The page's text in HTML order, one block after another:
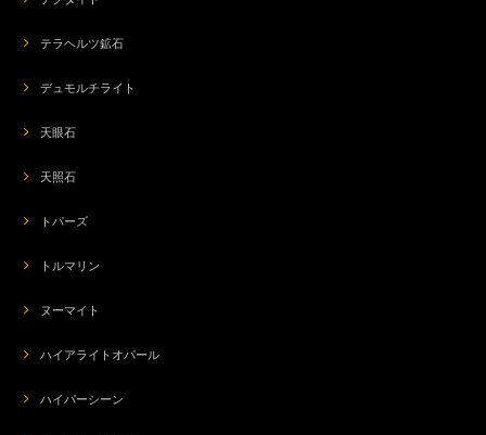
テラヘルツ鉱石
デュモルチライト
天眼石
天照石
トパーズ
トルマリン
ヌーマイト
ハイアライトオパール
ハイパーシーン